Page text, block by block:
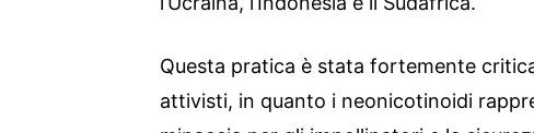
Questa pratica è stata fortemente
attivisti, in quanto i neonicotinoidi